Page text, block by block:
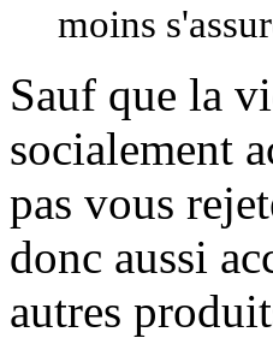
moins
Sauf que la
socialement
pas vous
donc aussi
autres